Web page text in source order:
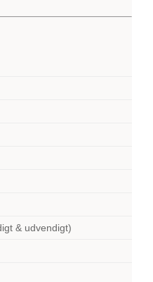
& udvendigt)